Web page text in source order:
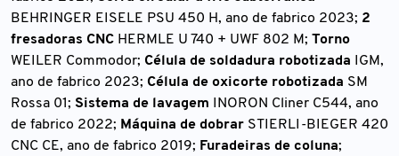
BEHRINGER EISELE PSU 450 H, ano de fabrico 2023; 2
fresadoras CNC HERMLE U 740 + UWF 802 M; Torno
WEILER Commodor; Célula de soldadura robotizada IGM,
ano de fabrico 2023; Célula de oxicorte robotizada SM
Rossa 01; Sistema de lavagem INORON Cliner C544, ano
de fabrico 2022; Máquina de dobrar STIERLI-BIEGER 420
CNC CE, ano de fabrico 2019; Furadeiras de coluna;